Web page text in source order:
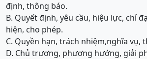
định, thông báo.
B. Quyết định, yêu cầu, hiệu lực, chỉ
hiện, cho phép.
C. Quyền hạn, trách nhiệm,nghĩa vụ,
D. Chủ trương, phương hướng, giải